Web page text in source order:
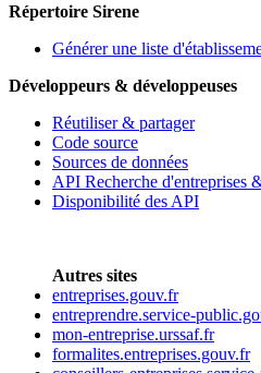
Répertoire Sirene
Générer une liste
Développeurs & développeuses
Réutiliser & partager
Code source
Sources de données
API Recherche d'entreprises
Disponibilité des API
Autres sites
entreprises.gouv.fr
entreprendre.service-
mon-entreprise.urssaf.fr
formalites.entreprises.gouv.fr